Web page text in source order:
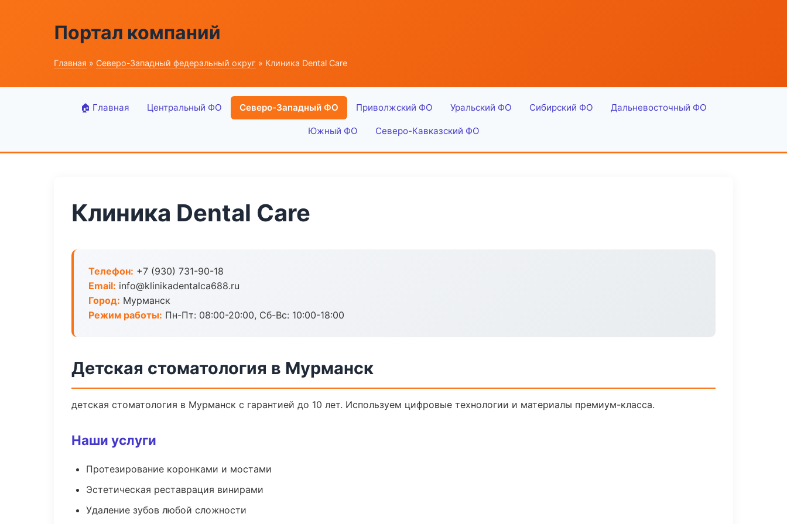
Портал компаний
Главная » Северо-Западный федеральный округ » Клиника Dental Care
🏠 Главная Центральный ФО Северо-Западный ФО Приволжский ФО Уральский ФО Сибирский ФО Дальневосточный ФО
Южный ФО Северо-Кавказский ФО
Клиника Dental Care
Телефон: +7 (930) 731-90-18
Email: info@klinikadentalca688.ru
Город: Мурманск
Режим работы: Пн-Пт: 08:00-20:00, Сб-Вс: 10:00-18:00
Детская стоматология в Мурманск
детская стоматология в Мурманск с гарантией до 10 лет. Используем цифровые технологии и материалы премиум-класса.
Наши услуги
Протезирование коронками и мостами
Эстетическая реставрация винирами
Удаление зубов любой сложности